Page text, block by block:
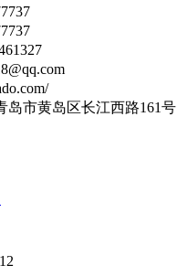
岛市黄岛区长江西路161号